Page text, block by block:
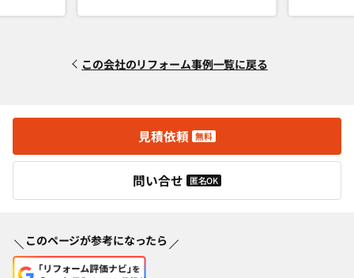
この会社のリフォーム事例一覧に戻る
見積依頼 無料
問い合せ 匿名OK
このページが参考になったら